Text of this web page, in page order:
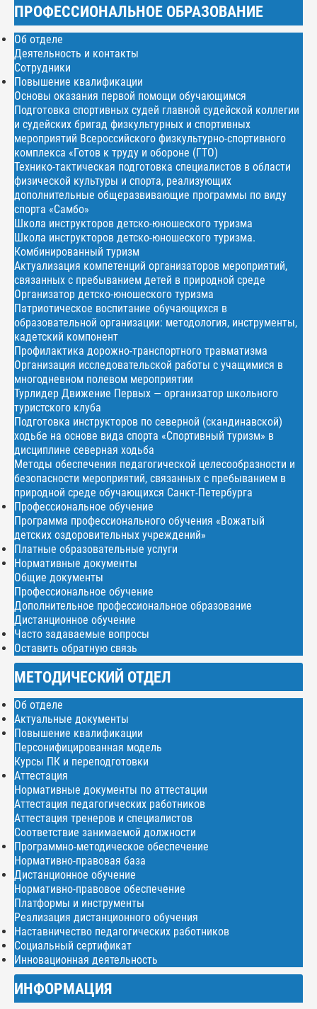
ПРОФЕССИОНАЛЬНОЕ ОБРАЗОВАНИЕ
Об отделе
Деятельность и контакты
Сотрудники
Повышение квалификации
Основы оказания первой помощи обучающимся
Подготовка спортивных судей главной судейской коллегии
и судейских бригад физкультурных и спортивных
мероприятий Всероссийского физкультурно-спортивного
комплекса «Готов к труду и обороне (ГТО)
Технико-тактическая подготовка специалистов в области
физической культуры и спорта, реализующих
дополнительные общеразвивающие программы по виду
спорта «Самбо»
Школа инструкторов детско-юношеского туризма
Школа инструкторов детско-юношеского туризма.
Комбинированный туризм
Актуализация компетенций организаторов мероприятий,
связанных с пребыванием детей в природной среде
Организатор детско-юношеского туризма
Патриотическое воспитание обучающихся в
образовательной организации: методология, инструменты,
кадетский компонент
Профилактика дорожно-транспортного травматизма
Организация исследовательской работы с учащимися в
многодневном полевом мероприятии
Турлидер Движение Первых — организатор школьного
туристского клуба
Подготовка инструкторов по северной (скандинавской)
ходьбе на основе вида спорта «Спортивный туризм» в
дисциплине северная ходьба
Методы обеспечения педагогической целесообразности и
безопасности мероприятий, связанных с пребыванием в
природной среде обучающихся Санкт-Петербурга
Профессиональное обучение
Программа профессионального обучения «Вожатый
детских оздоровительных учреждений»
Платные образовательные услуги
Нормативные документы
Общие документы
Профессиональное обучение
Дополнительное профессиональное образование
Дистанционное обучение
Часто задаваемые вопросы
Оставить обратную связь
МЕТОДИЧЕСКИЙ ОТДЕЛ
Об отделе
Актуальные документы
Повышение квалификации
Персонифицированная модель
Курсы ПК и переподготовки
Аттестация
Нормативные документы по аттестации
Аттестация педагогических работников
Аттестация тренеров и специалистов
Соответствие занимаемой должности
Программно-методическое обеспечение
Нормативно-правовая база
Дистанционное обучение
Нормативно-правовое обеспечение
Платформы и инструменты
Реализация дистанционного обучения
Наставничество педагогических работников
Социальный сертификат
Инновационная деятельность
ИНФОРМАЦИЯ